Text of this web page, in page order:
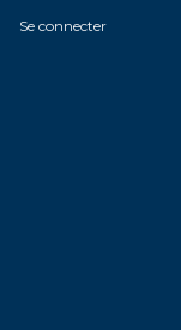
Se connecter